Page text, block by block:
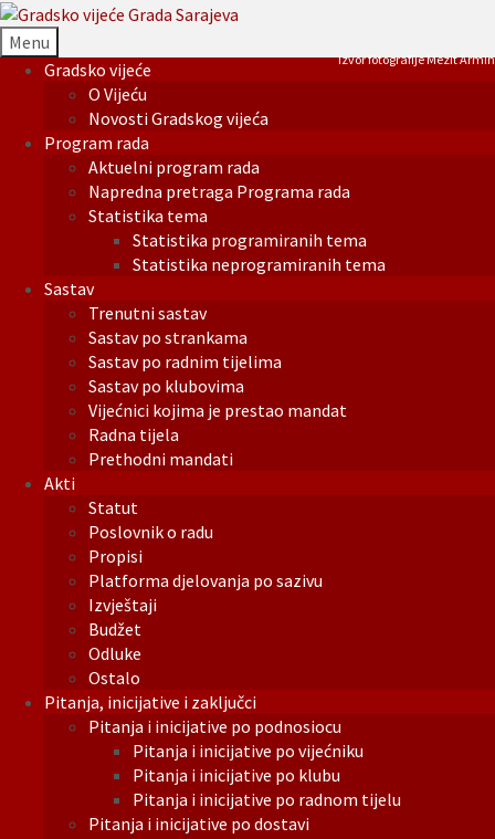
Menu
Gradsko vijeće
O Vijeću
Novosti Gradskog vijeća
Program rada
Aktuelni program rada
Napredna pretraga Programa rada
Statistika tema
Statistika programiranih tema
Statistika neprogramiranih tema
Sastav
Trenutni sastav
Sastav po strankama
Sastav po radnim tijelima
Sastav po klubovima
Vijećnici kojima je prestao mandat
Radna tijela
Prethodni mandati
Akti
Statut
Poslovnik o radu
Propisi
Platforma djelovanja po sazivu
Izvještaji
Budžet
Odluke
Ostalo
Pitanja, inicijative i zaključci
Pitanja i inicijative po podnosiocu
Pitanja i inicijative po vijećniku
Pitanja i inicijative po klubu
Pitanja i inicijative po radnom tijelu
Pitanja i inicijative po dostavi
Izvor fotografije Mezit Armin